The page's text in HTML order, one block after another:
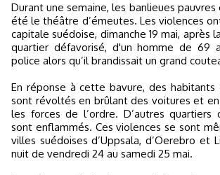
Durant une semaine, les banlieues pauvres de Stockholm ont
été le théâtre d’émeutes. Les violences
capitale suédoise, dimanche 19 mai, après
quartier défavorisé, d'un homme de 69
police alors qu’il brandissait un grand
En réponse à cette bavure, des
sont révoltés en brûlant des voitures et
les forces de l’ordre. D’autres
sont enflammés. Ces violences se sont
villes suédoises d’Uppsala, d’Oerebro et
nuit de vendredi 24 au samedi 25 mai.